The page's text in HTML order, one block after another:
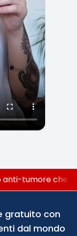
tumore che
gratuito con
dal mondo